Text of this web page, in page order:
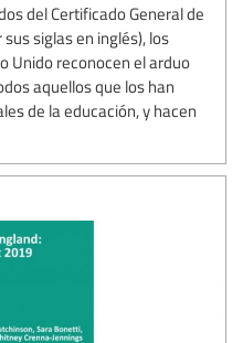
del Certificado General de
sus siglas en inglés), los
Unido reconocen el arduo
aquellos que los han
de la educación, y hacen